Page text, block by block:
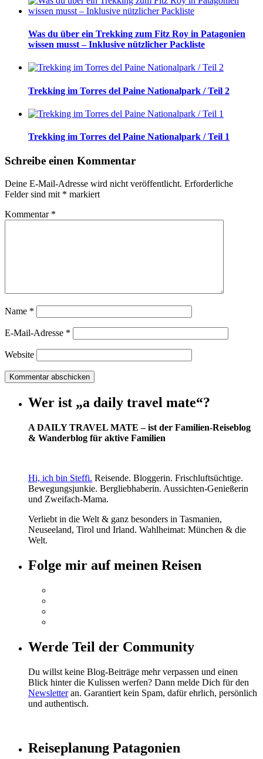
Was du über ein Trekking zum Fitz Roy in Patagonien
wissen musst – Inklusive nützlicher Packliste
Trekking im Torres del Paine Nationalpark / Teil 2
Trekking im Torres del Paine Nationalpark / Teil 1
Schreibe einen Kommentar
Deine E-Mail-Adresse wird nicht veröffentlicht. Erforderliche
Felder sind mit * markiert
Kommentar *
Name *
E-Mail-Adresse *
Website
Wer ist „a daily travel mate“?
A DAILY TRAVEL MATE – ist der Familien-Reiseblog
& Wanderblog für aktive Familien
Hi, ich bin Steffi. Reisende. Bloggerin. Frischluftsüchtige.
Bewegungsjunkie. Bergliebhaberin. Aussichten-Genießerin
und Zweifach-Mama.
Verliebt in die Welt & ganz besonders in Tasmanien,
Neuseeland, Tirol und Irland. Wahlheimat: München & die
Welt.
Folge mir auf meinen Reisen
Werde Teil der Community
Du willst keine Blog-Beiträge mehr verpassen und einen
Blick hinter die Kulissen werfen? Dann melde Dich für den
Newsletteran. Garantiert kein Spam, dafür ehrlich, persönlich
und authentisch.
Reiseplanung Patagonien